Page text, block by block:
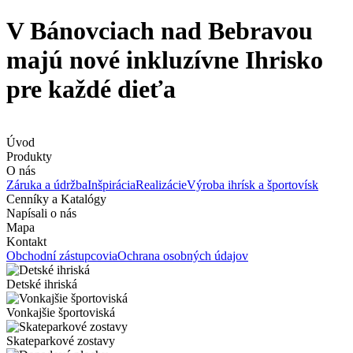
V Bánovciach nad Bebravou
majú nové inkluzívne Ihrisko
pre každé dieťa
Úvod
Produkty
O nás
Záruka a údržbaInšpiráciaRealizácieVýroba ihrísk a športovísk
Cenníky a Katalógy
Napísali o nás
Mapa
Kontakt
Obchodní zástupcoviaOchrana osobných údajov
Detské ihriská
Vonkajšie športoviská
Skateparkové zostavy